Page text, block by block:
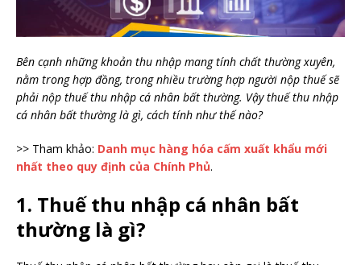
Bên cạnh những khoản thu nhập mang tính chất thường xuyên,
nằm trong hợp đồng, trong nhiều trường hợp người nộp thuế sẽ
phải nộp thuế thu nhập cá nhân bất thường. Vậy thuế thu nhập
cá nhân bất thường là gì, cách tính như thế nào?
>> Tham khảo: Danh mục hàng hóa cấm xuất khẩu mới
nhất theo quy định của Chính Phủ.
1. Thuế thu nhập cá nhân bất
thường là gì?